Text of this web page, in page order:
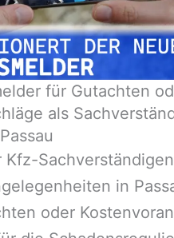
für Gutachten
als
Kfz-
in
oder